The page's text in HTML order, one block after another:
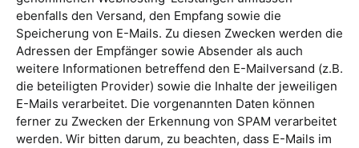
ebenfalls den Versand, den Empfang sowie die
Speicherung von E-Mails. Zu diesen Zwecken werden die
Adressen der Empfänger sowie Absender als auch
weitere Informationen betreffend den E-Mailversand (z.B.
die beteiligten Provider) sowie die Inhalte der jeweiligen
E-Mails verarbeitet. Die vorgenannten Daten können
ferner zu Zwecken der Erkennung von SPAM verarbeitet
werden. Wir bitten darum, zu beachten, dass E-Mails im